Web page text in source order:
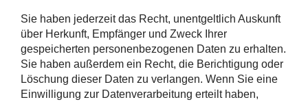
Sie haben jederzeit das Recht, unentgeltlich Auskunft
über Herkunft, Empfänger und Zweck Ihrer
gespeicherten personenbezogenen Daten zu erhalten.
Sie haben außerdem ein Recht, die Berichtigung oder
Löschung dieser Daten zu verlangen. Wenn Sie eine
Einwilligung zur Datenverarbeitung erteilt haben,